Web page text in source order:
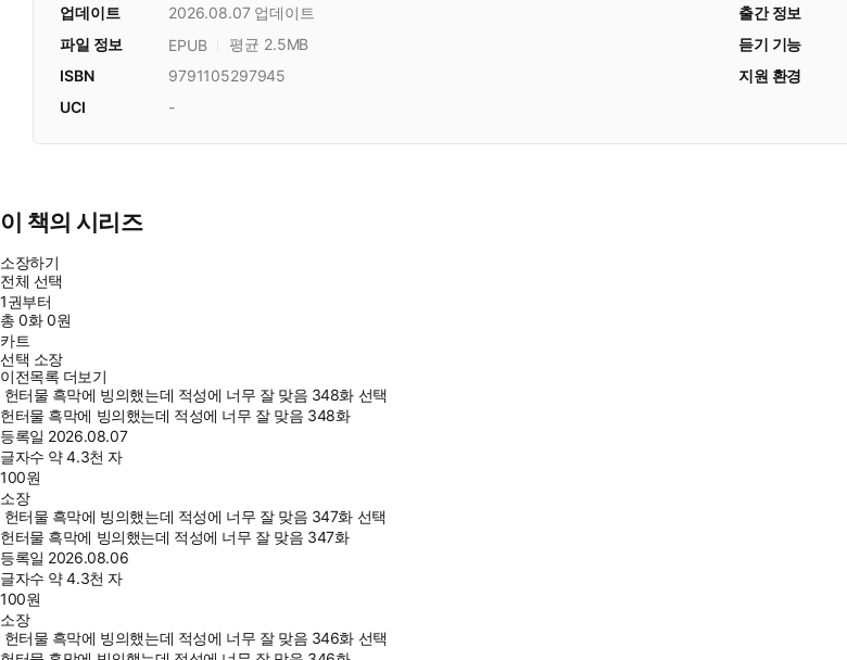
업데이트 2026.08.07업데이트 출간 정보
듣기 기능
파일 정보 EPUB
평균 2.5MB
지원 환경
ISBN
9791105297945
UCI
-
이 책의 시리즈
소장하기
전체 선택
1권부터
총0화0원
카트
선택 소장
이전목록 더보기
헌터물 흑막에 빙의했는데 적성에 너무 잘 맞음 348화 선택
헌터물 흑막에 빙의했는데 적성에 너무 잘 맞음 348화
등록일 2026.08.07
글자수 약 4.3천 자
100원
소장
헌터물 흑막에 빙의했는데 적성에 너무 잘 맞음 347화 선택
헌터물 흑막에 빙의했는데 적성에 너무 잘 맞음 347화
등록일 2026.08.06
글자수 약 4.3천 자
100원
소장
헌터물 흑막에 빙의했는데 적성에 너무 잘 맞음 346화 선택